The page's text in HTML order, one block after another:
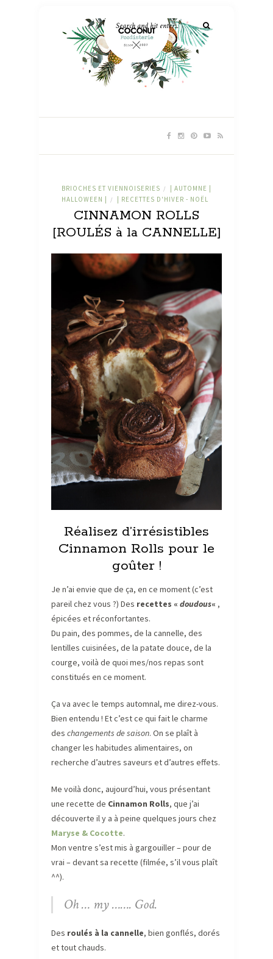
BRIOCHES ET VIENNOISERIES /
| AUTOMNE |
HALLOWEEN |
/ | RECETTES D'HIVER - NOËL
CINNAMON ROLLS
[ROULÉS à la CANNELLE]
Réalisez d’irrésistibles
Cinnamon Rolls pour le
goûter !
Je n’ai envie que de ça, en ce moment (c’est
pareil chez vous ?) Des recettes « doudous« ,
épicées et réconfortantes.
Du pain, des pommes, de la cannelle, des
lentilles cuisinées, de la patate douce, de la
courge, voilà de quoi mes/nos repas sont
constitués en ce moment.
Ça va avec le temps automnal, me direz-vous.
Bien entendu ! Et c’est ce qui fait le charme
des changements de saison. On se plaît à
changer les habitudes alimentaires, on
recherche d’autres saveurs et d’autres effets.
Me voilà donc, aujourd’hui, vous présentant
une recette de Cinnamon Rolls, que j’ai
découverte il y a à peine quelques jours chez
Maryse & Cocotte.
Mon ventre s’est mis à gargouiller – pour de
vrai – devant sa recette (filmée, s’il vous plaît
^^).
Oh … my ……. God.
Des roulés à la cannelle, bien gonflés, dorés
et tout chauds.